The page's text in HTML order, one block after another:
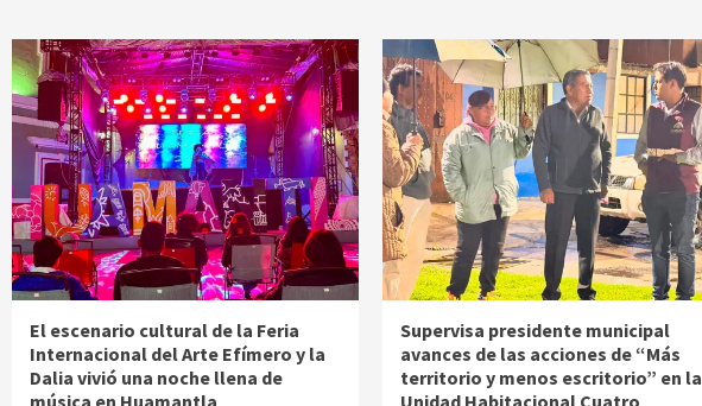
El escenario cultural de la Feria
Internacional del Arte Efímero y la
Dalia vivió una noche llena de
Supervisa presidente municipal
avances de las acciones de “Más
territorio y menos escritorio” en la